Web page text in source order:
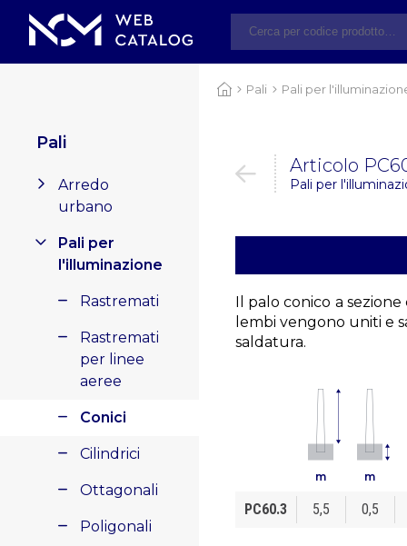
Pali
Arredo
urbano
Pali per
l'illuminazione
Rastremati
Rastremati
per linee
aeree
Conici
Cilindrici
Ottagonali
Poligonali
Pali Pali per
Articolo
Pali per
Il palo conico a
lembi vengono uniti e
saldatura.
m m
PC60.3 5,5 0,5